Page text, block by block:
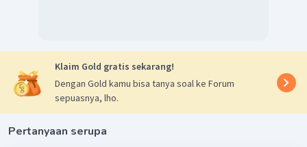
Klaim Gold gratis sekarang!
Dengan Gold kamu bisa tanya soal ke Forum
sepuasnya, lho.
Pertanyaan serupa